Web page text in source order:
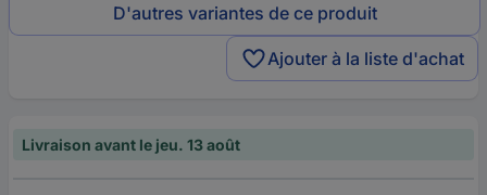
D'autres variantes de ce produit
Ajouter à la liste d'achat
Livraison avant le jeu. 13 août